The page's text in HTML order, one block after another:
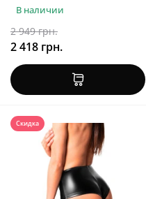
В наличии
2 949 грн.
2 418 грн.
Скидка